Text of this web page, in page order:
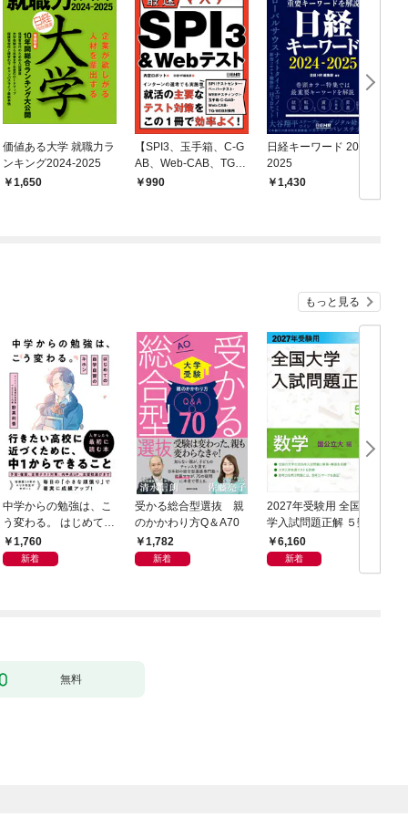
価値ある大学 就職力ラ
ンキング2024-2025
1,650
【SPI3、玉手箱、C-G
AB、Web-CAB、TG-
WEB対策用】分かりや
990
日経キーワード 2024-
2025
1,430
もっと見る
中学からの勉強は、こ
う変わる。 はじめての
自学自習のキホン
1,760
新着
受かる総合型選抜 親
のかかわり方Q＆A70
1,782
新着
2027年受験用 全国大
学入試問題正解 ５数学
（国公立大編）
6,160
新着
無料